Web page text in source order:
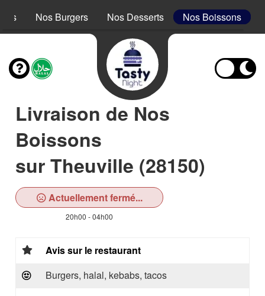
Nos Burgers Nos Desserts Nos Boissons
Livraison de Nos
Boissons
sur Theuville (28150)
Actuellement fermé...
20h00 - 04h00
Avis sur le restaurant
Burgers, halal, kebabs, tacos